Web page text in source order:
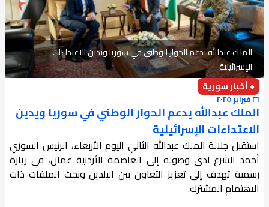
الملك عبدالله يدعم الحوار الوطني في سوريا ويدين الاعتداءات
الإسرائيلية
● أخبار سورية
٢٦ فبراير ٢٠٢٥
الملك عبدالله يدعم الحوار الوطني في سوريا ويدين
الاعتداءات الإسرائيلية
استقبل جلالة الملك عبدالله الثاني اليوم الأربعاء، الرئيس السوري
أحمد الشرع لدى وصوله إلى العاصمة الأردنية عمان، في زيارة
رسمية تهدف إلى تعزيز التعاون بين البلدين وبحث الملفات ذات
الاهتمام المشترك.